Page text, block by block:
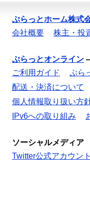
ぷらっとホーム株式
会社概要
株主・投
ぷらっとオンライン
ご利用ガイド
ぷら
配送・決済について
個人情報取り扱い方
IPv6への取り組み
ソーシャルメディア
Twitter公式アカウント